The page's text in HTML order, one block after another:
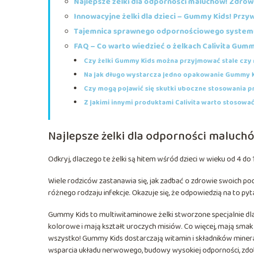
Innowacyjne żelki dla dzieci – Gummy Kids!
Tajemnica sprawnego odpornościowego
FAQ – Co warto wiedzieć o żelkach Calivita
Czy żelki Gummy Kids można przyjmować stale
Na jak długo wystarcza jedno opakowanie Gummy
Czy mogą pojawić się skutki uboczne stosowania
Z jakimi innymi produktami Calivita warto
Najlepsze żelki dla odporności
Odkryj, dlaczego te żelki są hitem wśród dzieci w wieku od 4 do
Wiele rodziców zastanawia się, jak zadbać o zdrowie swoich
różnego rodzaju infekcje. Okazuje się, że odpowiedzią na to
Gummy Kids to multiwitaminowe żelki stworzone specjalnie
kolorowe i mają kształt uroczych misiów. Co więcej, mają
wszystko! Gummy Kids dostarczają witamin i składników
wsparcia układu nerwowego, budowy wysokiej odporności,